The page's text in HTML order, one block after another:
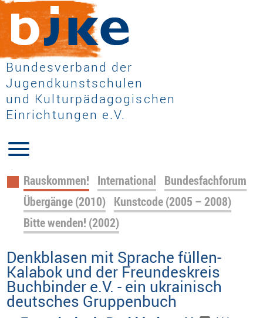
Bundesverband der
Jugendkunstschulen
und Kulturpädagogischen
Einrichtungen e.V.
Navigation
überspringen
Rauskommen! International Bundesfachforum
Übergänge (2010) Kunstcode (2005 – 2008)
Bitte wenden! (2002)
Denkblasen mit Sprache füllen-
Kalabok und der Freundeskreis
Buchbinder e.V. - ein ukrainisch
deutsches Gruppenbuch